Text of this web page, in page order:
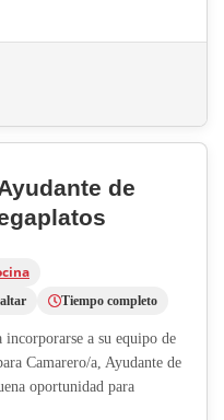
de
Tiempo completo
incorporarse a su equipo de
Camarero/a, Ayudante de
oportunidad para